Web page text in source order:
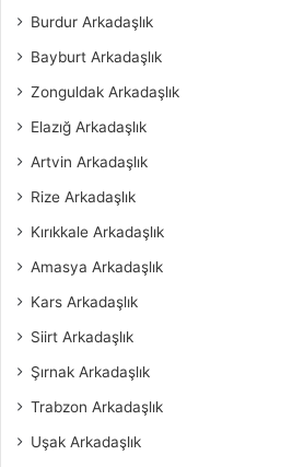
Burdur Arkadaşlık
Bayburt Arkadaşlık
Zonguldak Arkadaşlık
Elazığ Arkadaşlık
Artvin Arkadaşlık
Rize Arkadaşlık
Kırıkkale Arkadaşlık
Amasya Arkadaşlık
Kars Arkadaşlık
Siirt Arkadaşlık
Şırnak Arkadaşlık
Trabzon Arkadaşlık
Uşak Arkadaşlık